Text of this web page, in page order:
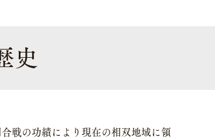
史
戦の功績により現在の相双地域に領